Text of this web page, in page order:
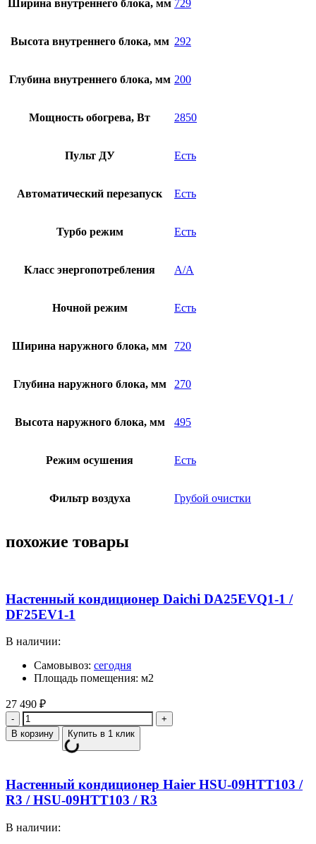
Ширина внутреннего блока, мм 729
Высота внутреннего блока, мм 292
Глубина внутреннего блока, мм 200
Мощность обогрева, Вт 2850
Пульт ДУ Есть
Автоматический перезапуск Есть
Турбо режим Есть
Класс энергопотребления А/А
Ночной режим Есть
Ширина наружного блока, мм 720
Глубина наружного блока, мм 270
Высота наружного блока, мм 495
Режим осушения Есть
Фильтр воздуха Грубой очистки
похожие товары
Настенный кондиционер Daichi DA25EVQ1-1 /
DF25EV1-1
В наличии:
Самовывоз: сегодня
Площадь помещения: м2
27 490 ₽
Количество
В корзину Купить в 1 клик
Настенный кондиционер Haier HSU-09HTT103 /
R3 / HSU-09HTT103 / R3
В наличии: